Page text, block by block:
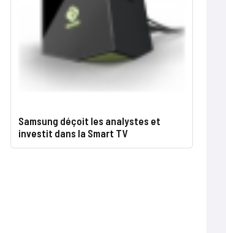
Samsung déçoit les analystes et
investit dans la Smart TV